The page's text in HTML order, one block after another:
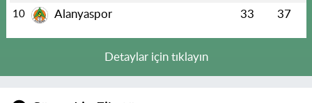
10 Alanyaspor 33 37
Detaylar için tıklayın